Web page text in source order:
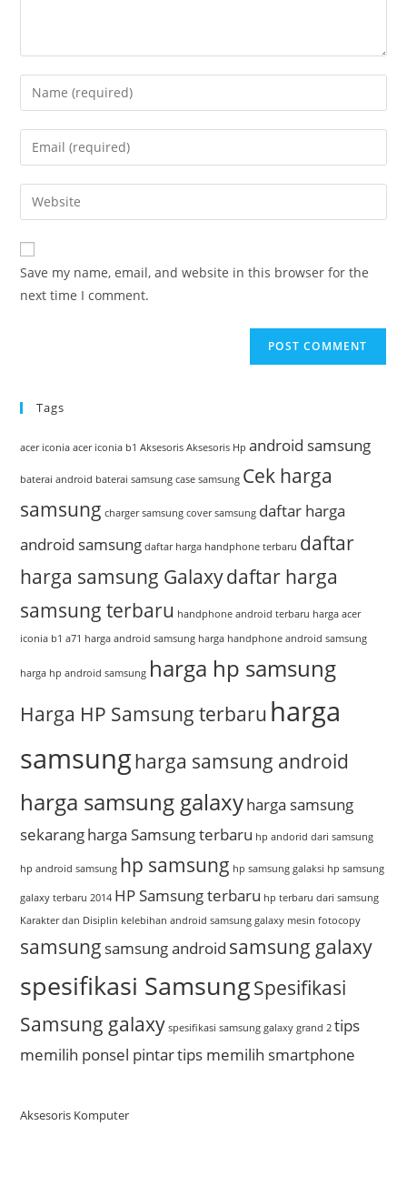
Enter
your
name
comment
Enter
your
email
address
comment
Enter
your
website
URL
(optional)
Save my name, email, and website in this browser for the
next time I comment.
Tags
acer iconia acer iconia b1 Aksesoris Aksesoris Hp android samsung
baterai android baterai samsung case samsung Cek harga
samsung charger samsung cover samsung daftar harga
android samsung daftar harga handphone terbaru daftar
harga samsung Galaxydaftar harga
samsung terbaru handphone android terbaru harga acer
iconia b1 a71 harga android samsung harga handphone android samsung
harga hp android samsung harga hp samsung
Harga HP Samsung terbaru harga
samsungharga samsung android
harga samsung galaxyharga samsung
sekarangharga Samsung terbaru hp andorid dari samsung
hp android samsung hp samsung hp samsung galaksi hp samsung
galaxy terbaru 2014 HP Samsung terbaru hp terbaru dari samsung
Karakter dan Disiplin kelebihan android samsung galaxy mesin fotocopy
samsung samsung android samsung galaxy
spesifikasi SamsungSpesifikasi
Samsung galaxy spesifikasi samsung galaxy grand 2 tips
memilih ponsel pintartips memilih smartphone
Aksesoris Komputer